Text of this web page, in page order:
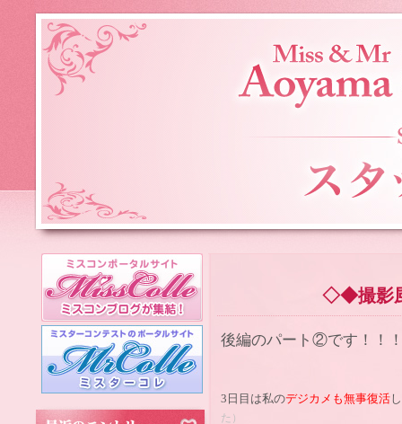
◇◆撮影
後編のパート②です！！
3日目は私のデジカメも無事復活 し
た）